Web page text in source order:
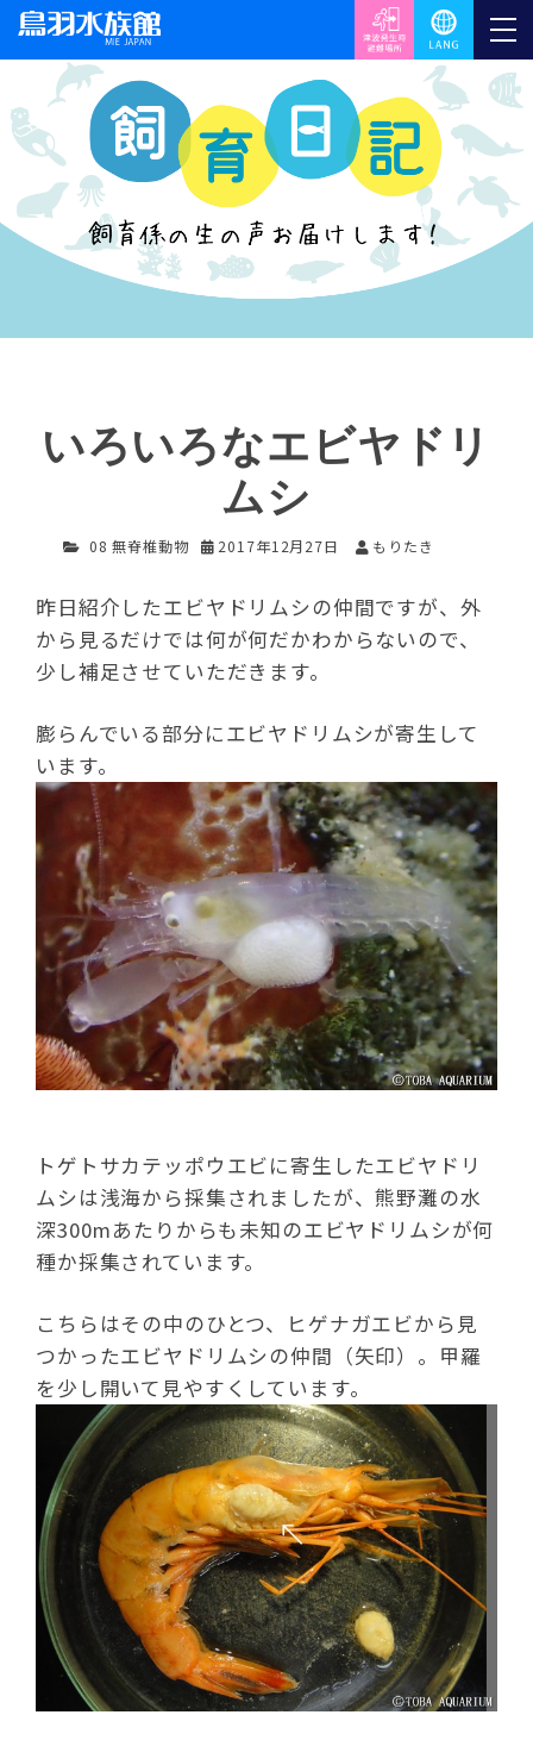
いろいろなエビヤドリ
ムシ
08 無脊椎動物 2017年12月27日 もりたき
昨日紹介したエビヤドリムシの仲間ですが、外
から見るだけでは何が何だかわからないので、
少し補足させていただきます。
膨らんでいる部分にエビヤドリムシが寄生して
います。
トゲトサカテッポウエビに寄生したエビヤドリ
ムシは浅海から採集されましたが、熊野灘の水
深300mあたりからも未知のエビヤドリムシが何
種か採集されています。
こちらはその中のひとつ、ヒゲナガエビから見
つかったエビヤドリムシの仲間（矢印）。甲羅
を少し開いて見やすくしています。